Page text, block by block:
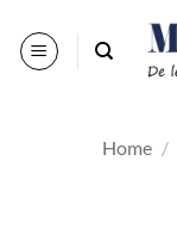
naar
inhoud
Home /